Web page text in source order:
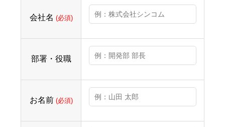
会社名 (必須)
部署・役職
お名前 (必須)